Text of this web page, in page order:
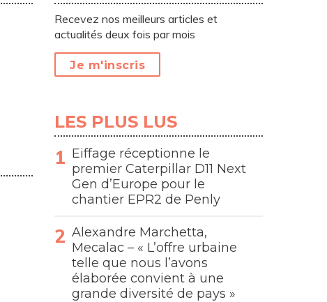
Recevez nos meilleurs articles et
actualités deux fois par mois
Je m'inscris
LES PLUS LUS
Eiffage réceptionne le
premier Caterpillar D11 Next
Gen d’Europe pour le
chantier EPR2 de Penly
Alexandre Marchetta,
Mecalac – « L’offre urbaine
telle que nous l’avons
élaborée convient à une
grande diversité de pays »